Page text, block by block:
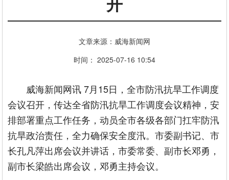
文章来源：威海新闻网
时间： 2025-07-16 10:54
威海新闻网讯 7月15日，全市防汛抗旱工作调度
会议召开，传达全省防汛抗旱工作调度会议精神，安
排部署重点工作任务，动员全市各级各部门扛牢防汛
抗旱政治责任，全力确保安全度汛。市委副书记、市
长孔凡萍出席会议并讲话，市委常委、副市长邓勇，
副市长梁皓出席会议，邓勇主持会议。